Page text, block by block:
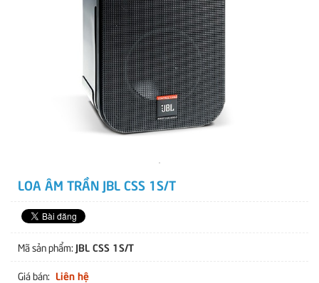
LOA ÂM TRẦN JBL CSS 1S/T
Mã sản phẩm: JBL CSS 1S/T
Giá bán: Liên hệ